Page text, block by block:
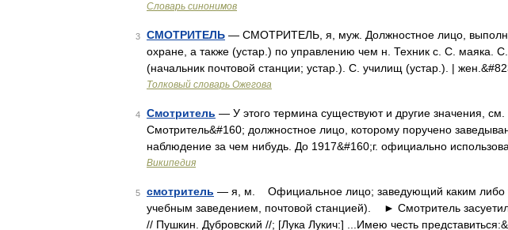
Словарь синонимов
3 СМОТРИТЕЛЬ — СМОТРИТЕЛЬ, я, муж. Должностное лицо,
охране, а также (устар.) по управлению чем н. Техник с. С. маяка.
(начальник почтовой станции; устар.). С. училищ (устар.). |
Толковый словарь Ожегова
4 Смотритель — У этого термина существуют и другие значения, см.
Смотритель&#160; должностное лицо, которому поручено
наблюдение за чем нибудь. До 1917&#160;г. официально
Википедия
5 смотритель — я, м. Официальное лицо; заведующий каким либо
учебным заведением, почтовой станцией). ► Смотритель
// Пушкин. Дубровский //; [Лука Лукич:] ...Имею честь